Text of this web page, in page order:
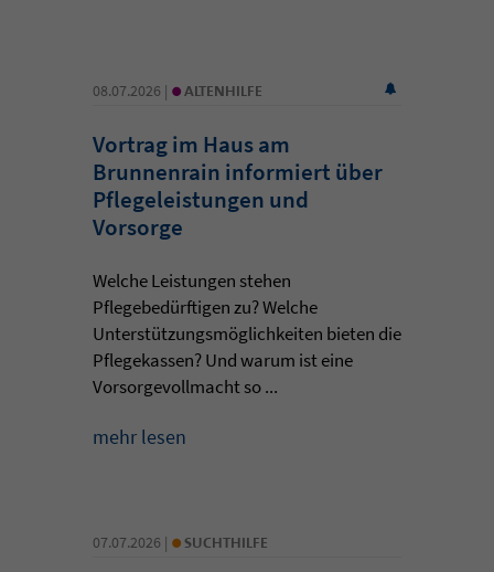
08.07.2026 | •ALTENHILFE
Vortrag im Haus am
Brunnenrain informiert über
Pflegeleistungen und
Vorsorge
Welche Leistungen stehen
Pflegebedürftigen zu? Welche
Unterstützungsmöglichkeiten bieten die
Pflegekassen? Und warum ist eine
Vorsorgevollmacht so ...
mehr lesen
07.07.2026 | • SUCHTHILFE